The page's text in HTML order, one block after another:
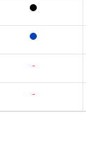
-
-